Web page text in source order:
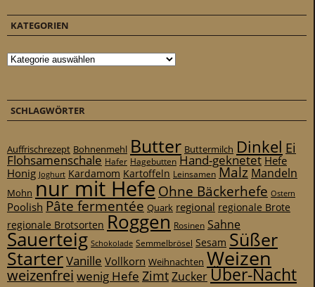
KATEGORIEN
Kategorien
SCHLAGWÖRTER
Auffrischrezept Bohnenmehl Butter Buttermilch Dinkel Ei
Flohsamenschale Hafer Hagebutten Hand-geknetet Hefe
Honig Joghurt Kardamom Kartoffeln Leinsamen Malz Mandeln
Mohn nur mit Hefe Ohne Bäckerhefe Ostern
Poolish Pâte fermentée Quark regional regionale Brote
regionale Brotsorten Roggen Rosinen Sahne
Sauerteig Schokolade Semmelbrösel Sesam Süßer
StarterVanille Vollkorn Weihnachten Weizen
weizenfrei wenig Hefe ZimtZuckerÜber-Nacht